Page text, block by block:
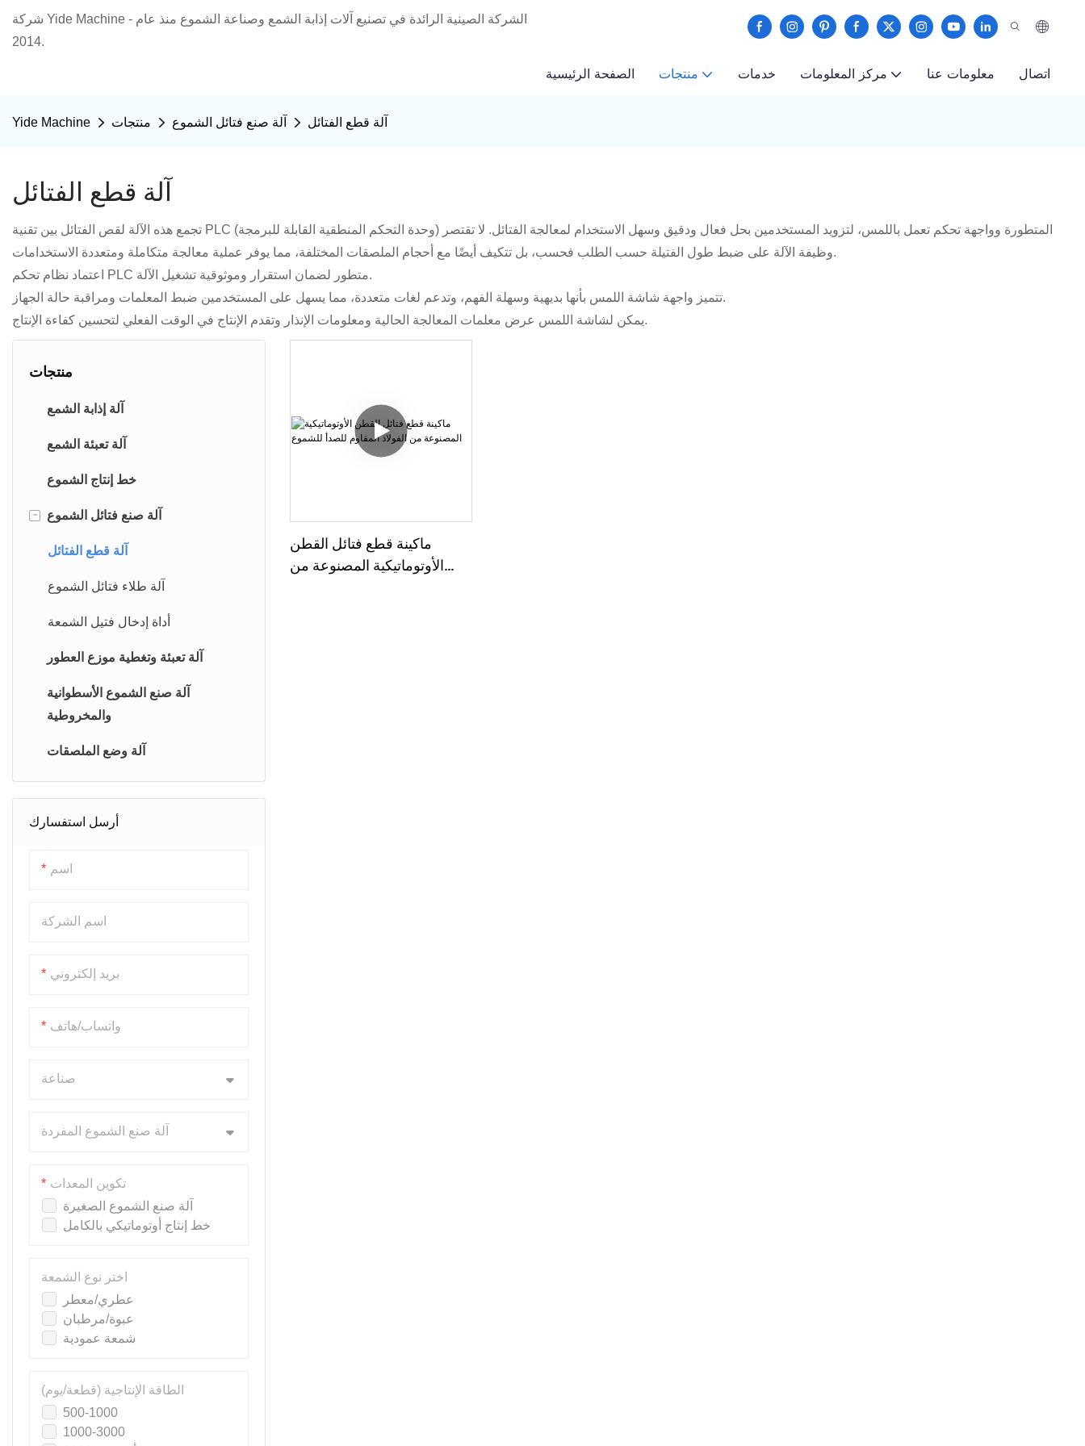
شركة Yide Machine - الشركة الصينية الرائدة في تصنيع آلات إذابة الشمع وصناعة الشموع منذ عام
2014.
الصفحة الرئيسية منتجات خدمات مركز المعلومات معلومات عنا اتصال
Yide Machine منتجات آلة صنع فتائل الشموع آلة قطع الفتائل
آلة قطع الفتائل
تجمع هذه الآلة لقص الفتائل بين تقنية PLC (وحدة التحكم المنطقية القابلة للبرمجة) المتطورة وواجهة تحكم تعمل باللمس، لتزويد المستخدمين بحل فعال ودقيق وسهل الاستخدام لمعالجة الفتائل. لا تقتصر
وظيفة الآلة على ضبط طول الفتيلة حسب الطلب فحسب، بل تتكيف أيضًا مع أحجام الملصقات المختلفة، مما يوفر عملية معالجة متكاملة ومتعددة الاستخدامات.
اعتماد نظام تحكم PLC متطور لضمان استقرار وموثوقية تشغيل الآلة.
تتميز واجهة شاشة اللمس بأنها بديهية وسهلة الفهم، وتدعم لغات متعددة، مما يسهل على المستخدمين ضبط المعلمات ومراقبة حالة الجهاز.
يمكن لشاشة اللمس عرض معلمات المعالجة الحالية ومعلومات الإنذار وتقدم الإنتاج في الوقت الفعلي لتحسين كفاءة الإنتاج.
منتجات
آلة إذابة الشمع
آلة تعبئة الشمع
خط إنتاج الشموع
- آلة صنع فتائل الشموع
آلة قطع الفتائل
آلة طلاء فتائل الشموع
أداة إدخال فتيل الشمعة
آلة تعبئة وتغطية موزع العطور
آلة صنع الشموع الأسطوانية
والمخروطية
آلة وضع الملصقات
أرسل استفسارك
اسم
اسم الشركة
بريد إلكتروني
واتساب/هاتف
صناعة
آلة صنع الشموع المفردة
آلة صنع الشموع الصغيرة
خط إنتاج أوتوماتيكي بالكامل
تكوين المعدات
عطري/معطر
عبوة/مرطبان
شمعة عمودية
اختر نوع الشمعة
500-1000
1000-3000
الطاقة الإنتاجية (قطعة/يوم)
ماكينة قطع فتائل القطن
الأوتوماتيكية المصنوعة من